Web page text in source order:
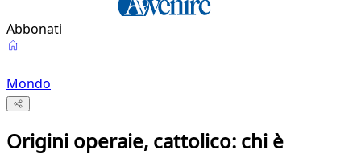
Abbonati
Mondo
Origini operaie, cattolico: chi è